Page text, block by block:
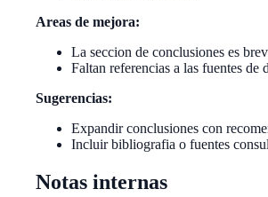
Areas de mejora:
La seccion de conclusiones es
Faltan referencias a las fuentes de
Sugerencias:
Expandir conclusiones con
Incluir bibliografia o fuentes
Notas internas